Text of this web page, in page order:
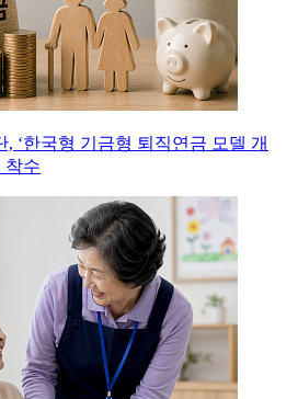
, ‘한국형 기금형 퇴직연금 모델 개
착수